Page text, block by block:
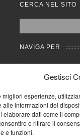
Gestisci
migliori esperienze,
alle informazioni del
elaborare dati come il
o ritirare il
e funzioni.
CERCA NEL SITO
NAVIGA PER
Mappa completa
Mappa categorie
Privacy Policy
Forum
Iscriviti alla
AziendaCondominio